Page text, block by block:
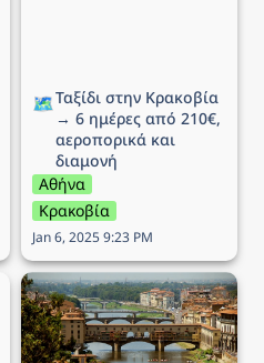
🗺️Ταξίδι στην Κρακοβία
→ 6 ημέρες από 210€,
αεροπορικά και
διαμονή
Αθήνα
Κρακοβία
Jan 6, 2025 9:23 PM
Ταξίδι στην Φλωρεντία →
5 ημέρες από 293€,
αεροπορικά και διαμονή